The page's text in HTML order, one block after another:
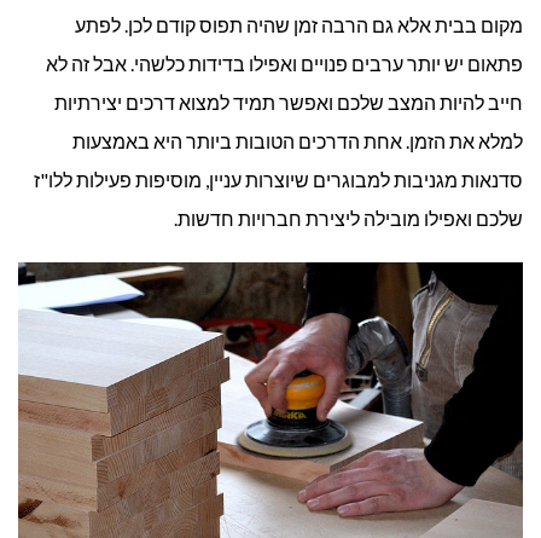
מקום בבית אלא גם הרבה זמן שהיה תפוס קודם לכן. לפתע
פתאום יש יותר ערבים פנויים ואפילו בדידות כלשהי. אבל זה לא
חייב להיות המצב שלכם ואפשר תמיד למצוא דרכים יצירתיות
למלא את הזמן. אחת הדרכים הטובות ביותר היא באמצעות
סדנאות מגניבות למבוגרים שיוצרות עניין, מוסיפות פעילות ללו"ז
שלכם ואפילו מובילה ליצירת חברויות חדשות.